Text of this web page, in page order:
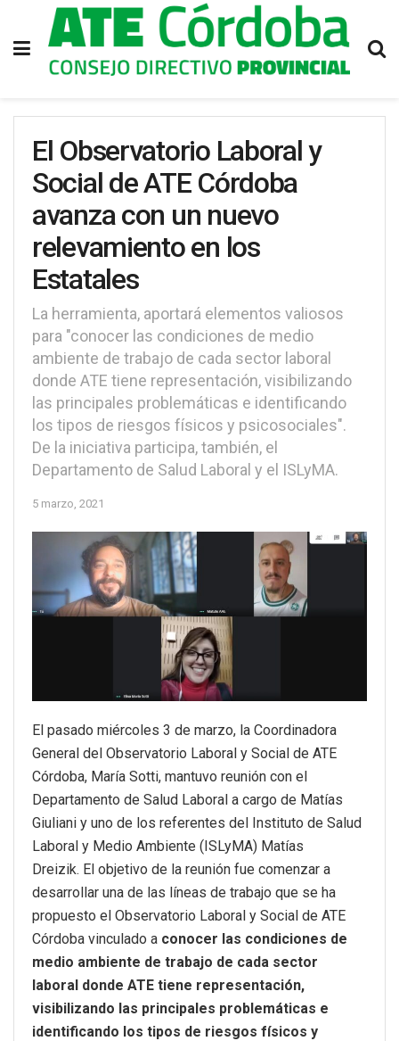
El Observatorio Laboral y
Social de ATE Córdoba
avanza con un nuevo
relevamiento en los
Estatales
La herramienta, aportará elementos valiosos
para "conocer las condiciones de medio
ambiente de trabajo de cada sector laboral
donde ATE tiene representación, visibilizando
las principales problemáticas e identificando
los tipos de riesgos físicos y psicosociales".
De la iniciativa participa, también, el
Departamento de Salud Laboral y el ISLyMA.
5 marzo, 2021
El pasado miércoles 3 de marzo, la Coordinadora
General del Observatorio Laboral y Social de ATE
Córdoba, María Sotti, mantuvo reunión con el
Departamento de Salud Laboral a cargo de Matías
Giuliani y uno de los referentes del Instituto de Salud
Laboral y Medio Ambiente (ISLyMA) Matías
Dreizik. El objetivo de la reunión fue comenzar a
desarrollar una de las líneas de trabajo que se ha
propuesto el Observatorio Laboral y Social de ATE
Córdoba vinculado a conocer las condiciones de
medio ambiente de trabajo de cada sector
laboral donde ATE tiene representación,
visibilizando las principales problemáticas e
identificando los tipos de riesgos físicos y